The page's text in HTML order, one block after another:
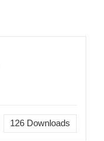
126Downloads